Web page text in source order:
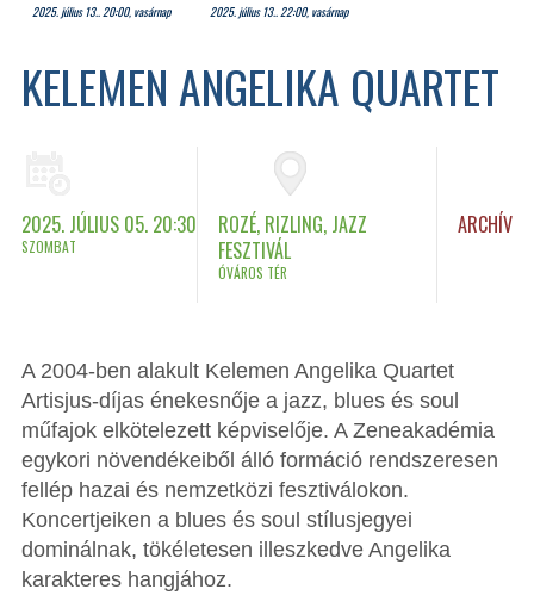
KELEMEN ANGELIKA QUARTET
2025. JÚLIUS 05. 20:30
SZOMBAT
ROZÉ, RIZLING, JAZZ
FESZTIVÁL
ÓVÁROS TÉR
ARCHÍV
A 2004-ben alakult Kelemen Angelika Quartet
Artisjus-díjas énekesnője a jazz, blues és soul
műfajok elkötelezett képviselője. A Zeneakadémia
egykori növendékeiből álló formáció rendszeresen
fellép hazai és nemzetközi fesztiválokon.
Koncertjeiken a blues és soul stílusjegyei
dominálnak, tökéletesen illeszkedve Angelika
karakteres hangjához.
2025. július 13.. 20:00, vasárnap 2025. július 13.. 22:00, vasárnap